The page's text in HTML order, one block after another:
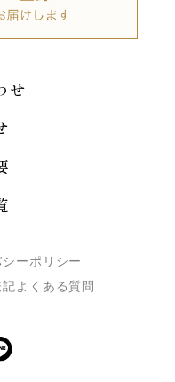
せ
ーポリシー
よくある質問